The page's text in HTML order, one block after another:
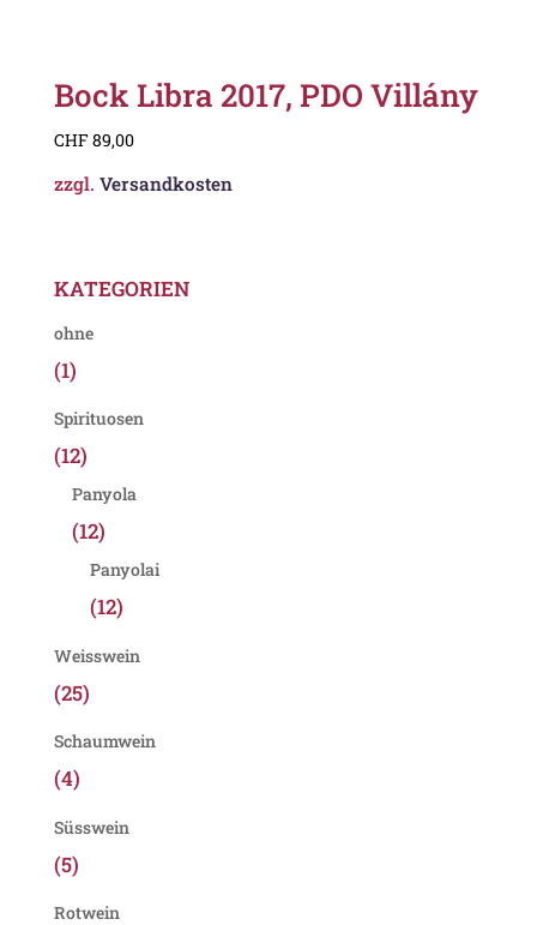
Bock Libra 2017, PDO Villány
CHF 89,00
zzgl. Versandkosten
KATEGORIEN
ohne
(1)
Spirituosen
(12)
Panyola
(12)
Panyolai
(12)
Weisswein
(25)
Schaumwein
(4)
Süsswein
(5)
Rotwein